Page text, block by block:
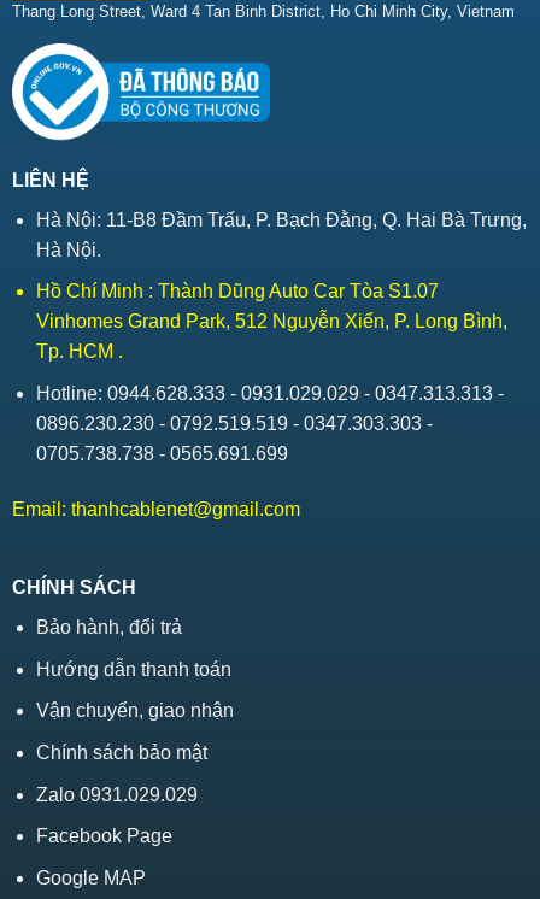
Thang Long Street, Ward 4 Tan Binh District, Ho Chi Minh City, Vietnam
LIÊN HỆ
Hà Nội: 11-B8 Đầm Trấu, P. Bạch Đằng, Q. Hai Bà Trưng,
Hà Nội.
Hồ Chí Minh : Thành Dũng Auto Car Tòa S1.07
Vinhomes Grand Park, 512 Nguyễn Xiển, P. Long Bình,
Tp. HCM .
Hotline: 0944.628.333 - 0931.029.029 - 0347.313.313 -
0896.230.230 - 0792.519.519 - 0347.303.303 -
0705.738.738 - 0565.691.699
Email: thanhcablenet@gmail.com
CHÍNH SÁCH
Bảo hành, đổi trả
Hướng dẫn thanh toán
Vận chuyển, giao nhận
Chính sách bảo mật
Zalo 0931.029.029
Facebook Page
Google MAP